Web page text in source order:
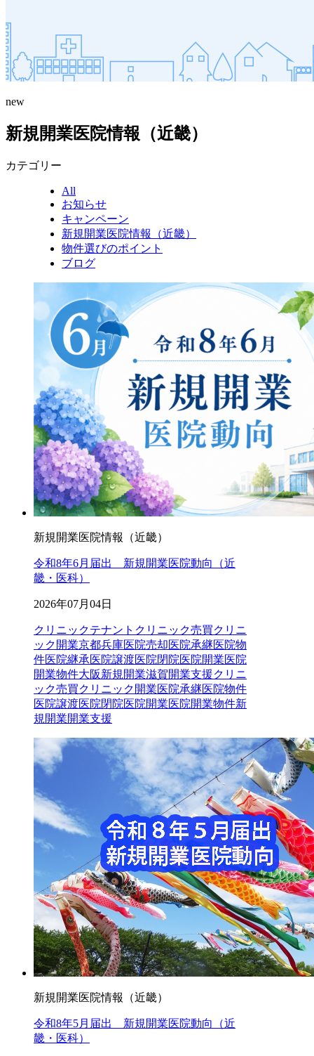
new
新規開業医院情報（近畿）
カテゴリー
All
お知らせ
キャンペーン
新規開業医院情報（近畿）
物件選びのポイント
ブログ
新規開業医院情報（近畿）
令和8年6月届出 新規開業医院動向（近
畿・医科）
2026年07月04日
クリニックテナントクリニック売買クリニ
ック開業京都兵庫医院売却医院承継医院物
件医院継承医院譲渡医院閉院医院開業医院
開業物件大阪新規開業滋賀開業支援クリニ
ック売買クリニック開業医院承継医院物件
医院譲渡医院閉院医院開業医院開業物件新
規開業開業支援
新規開業医院情報（近畿）
令和8年5月届出 新規開業医院動向（近
畿・医科）